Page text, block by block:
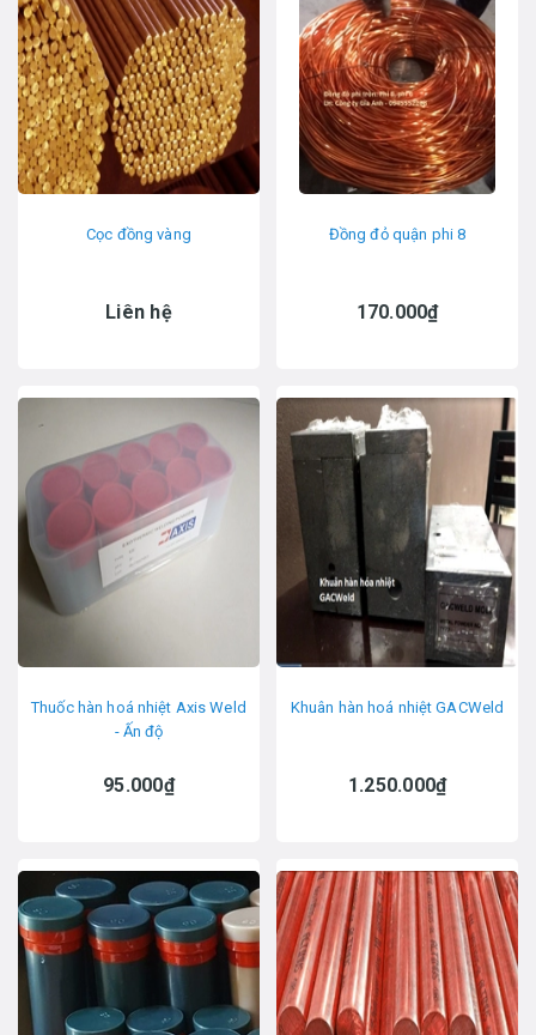
Cọc đồng vàng
Liên hệ
Đồng đỏ quận phi 8
170.000₫
Thuốc hàn hoá nhiệt Axis Weld
- Ấn độ
95.000₫
Khuân hàn hoá nhiệt GACWeld
1.250.000₫